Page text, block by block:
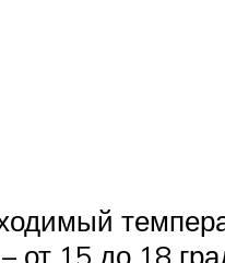
от 15 до 18